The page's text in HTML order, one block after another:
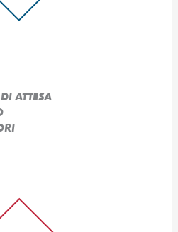
ATTESA